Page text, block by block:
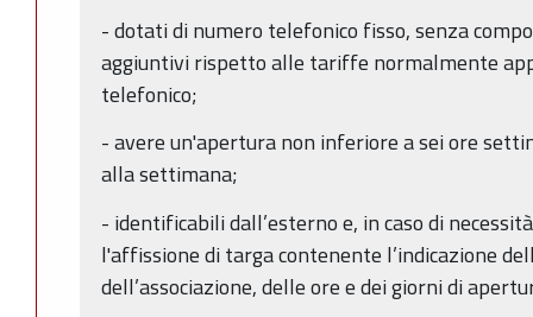
- dotati di numero telefonico fisso, senza
aggiuntivi rispetto alle tariffe normalmente
telefonico;
- avere un'apertura non inferiore a sei ore
alla settimana;
- identificabili dall’esterno e, in caso di
l'affissione di targa contenente l’indicazione
dell’associazione, delle ore e dei giorni di